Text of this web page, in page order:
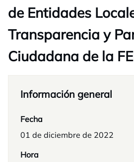
de Entidades
Transparencia y
Ciudadana de la
Información general
Fecha
01 de diciembre de 2022
Hora